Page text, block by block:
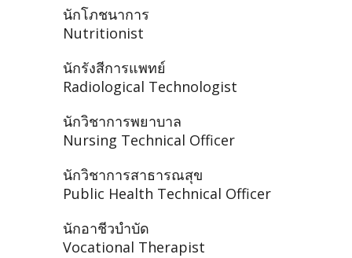
นักโภชนาการ
Nutritionist
นักรังสีการแพทย์
Radiological Technologist
นักวิชาการพยาบาล
Nursing Technical Officer
นักวิชาการสาธารณสุข
Public Health Technical Officer
นักอาชีวบำบัด
Vocational Therapist